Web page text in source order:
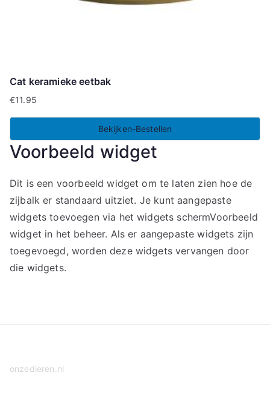
Cat keramieke eetbak
€11.95
Bekijken-Bestellen
Voorbeeld widget
Dit is een voorbeeld widget om te laten zien hoe de
zijbalk er standaard uitziet. Je kunt aangepaste
widgets toevoegen via het widgets schermVoorbeeld
widget in het beheer. Als er aangepaste widgets zijn
toegevoegd, worden deze widgets vervangen door
die widgets.
onzedieren.nl